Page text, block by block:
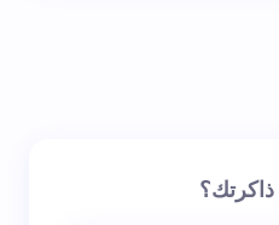
الحقول الإلزامية مشارذاكرتك؟